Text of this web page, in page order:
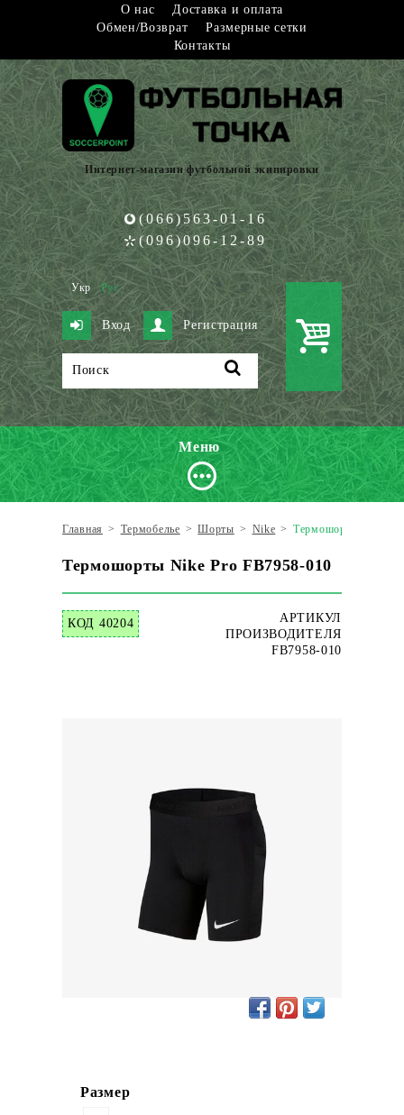
О нас
Доставка и оплата
Обмен/Возврат
Размерные сетки
Контакты
Интернет-магазин футбольной экипировки
(066)563-01-16
(096)096-12-89
Укр Рус
Вход Регистрация
Меню
Главная > Термобелье > Шорты > Nike > Термошорты Nike
Термошорты Nike Pro FB7958-010
КОД 40204
АРТИКУЛ
ПРОИЗВОДИТЕЛЯ
FB7958-010
Размер